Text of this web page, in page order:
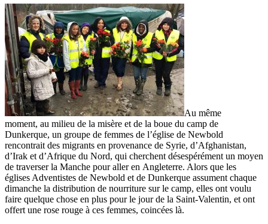
Au même
moment, au milieu de la misère et de la boue du camp de
Dunkerque, un groupe de femmes de l’église de Newbold
rencontrait des migrants en provenance de Syrie, d’Afghanistan,
d’Irak et d’Afrique du Nord, qui cherchent désespérément un moyen
de traverser la Manche pour aller en Angleterre. Alors que les
églises Adventistes de Newbold et de Dunkerque assument chaque
dimanche la distribution de nourriture sur le camp, elles ont voulu
faire quelque chose en plus pour le jour de la Saint-Valentin, et ont
offert une rose rouge à ces femmes, coincées là.